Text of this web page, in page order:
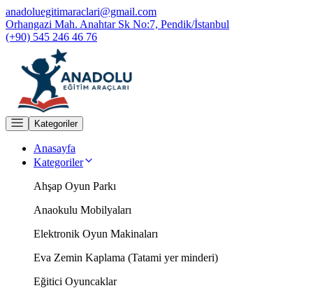
anadoluegitimaraclari@gmail.com
Orhangazi Mah. Anahtar Sk No:7, Pendik/İstanbul
(+90) 545 246 46 76
Kategoriler
Anasayfa
Kategoriler
Ahşap Oyun Parkı
Anaokulu Mobilyaları
Elektronik Oyun Makinaları
Eva Zemin Kaplama (Tatami yer minderi)
Eğitici Oyuncaklar